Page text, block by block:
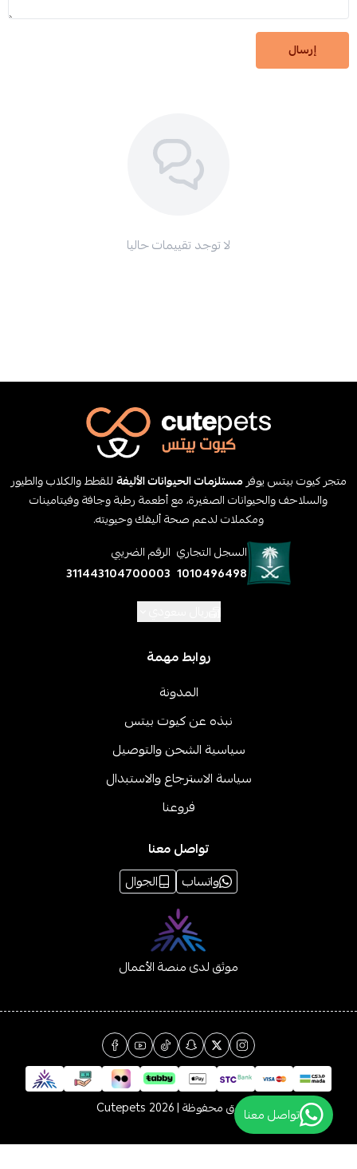
إرسال
لا توجد تقييمات حاليا
متجر كيوت بيتس يوفر مستلزمات الحيوانات الأليفةللقطط والكلاب والطيور
والسلاحف والحيوانات الصغيرة، مع أطعمة رطبة وجافة وفيتامينات
ومكملات لدعم صحة أليفك وحيويته.
السجل التجاري
1010496498
الرقم الضريبي
311443104700003
روابط مهمة
المدونة
نبذه عن كيوت بيتس
سياسية الشحن والتوصيل
سياسة الاسترجاع والاستبدال
فروعنا
تواصل معنا
واتساب
الجوال
موثق لدى منصة الأعمال
الحقوق محفوظة | 2026 Cutepets تواصل معنا